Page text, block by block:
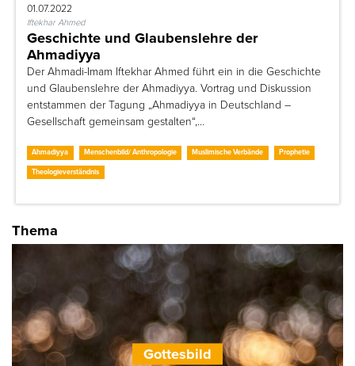
01.07.2022
Iftekhar Ahmed
Geschichte und Glaubenslehre der
Ahmadiyya
Der Ahmadi-Imam Iftekhar Ahmed führt ein in die Geschichte
und Glaubenslehre der Ahmadiyya. Vortrag und Diskussion
entstammen der Tagung „Ahmadiyya in Deutschland –
Gesellschaft gemeinsam gestalten“,…
Ahmadiyya Menschenbild/ Anthropologie Muslimische Verbände
Prophetie
Theologieverständnis
Thema
Gottesbild